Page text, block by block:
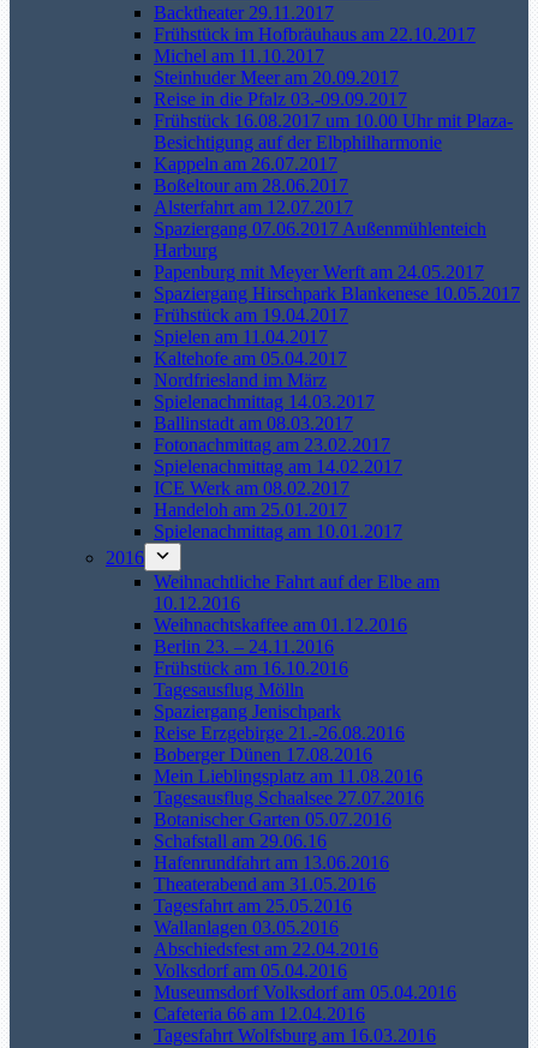
Backtheater 29.11.2017
Frühstück im Hofbräuhaus am 22.10.2017
Michel am 11.10.2017
Steinhuder Meer am 20.09.2017
Reise in die Pfalz 03.-09.09.2017
Frühstück 16.08.2017 um 10.00 Uhr mit Plaza-
Besichtigung auf der Elbphilharmonie
Kappeln am 26.07.2017
Boßeltour am 28.06.2017
Alsterfahrt am 12.07.2017
Spaziergang 07.06.2017 Außenmühlenteich
Harburg
Papenburg mit Meyer Werft am 24.05.2017
Spaziergang Hirschpark Blankenese 10.05.2017
Frühstück am 19.04.2017
Spielen am 11.04.2017
Kaltehofe am 05.04.2017
Nordfriesland im März
Spielenachmittag 14.03.2017
Ballinstadt am 08.03.2017
Fotonachmittag am 23.02.2017
Spielenachmittag am 14.02.2017
ICE Werk am 08.02.2017
Handeloh am 25.01.2017
Spielenachmittag am 10.01.2017
2016
Weihnachtliche Fahrt auf der Elbe am
10.12.2016
Weihnachtskaffee am 01.12.2016
Berlin 23. – 24.11.2016
Frühstück am 16.10.2016
Tagesausflug Mölln
Spaziergang Jenischpark
Reise Erzgebirge 21.-26.08.2016
Boberger Dünen 17.08.2016
Mein Lieblingsplatz am 11.08.2016
Tagesausflug Schaalsee 27.07.2016
Botanischer Garten 05.07.2016
Schafstall am 29.06.16
Hafenrundfahrt am 13.06.2016
Theaterabend am 31.05.2016
Tagesfahrt am 25.05.2016
Wallanlagen 03.05.2016
Abschiedsfest am 22.04.2016
Volksdorf am 05.04.2016
Museumsdorf Volksdorf am 05.04.2016
Cafeteria 66 am 12.04.2016
Tagesfahrt Wolfsburg am 16.03.2016